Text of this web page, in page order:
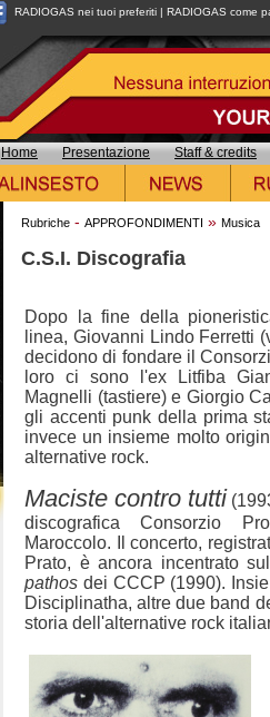
RADIOGAS nei tuoi preferiti | RADIOGAS come
Home Presentazione Staff & credits
Rubriche - APPROFONDIMENTI » Musica
C.S.I. Discografia
Dopo la fine della
linea, Giovanni Lindo Ferretti
decidono di fondare il
loro ci sono l'ex Litfiba
Magnelli (tastiere) e Giorgio
gli accenti punk della prima
invece un insieme molto
alternative rock.
Maciste contro tutti
discografica Consorzio
Maroccolo. Il concerto,
Prato, è ancora incentrato
pathos dei CCCP (1990).
Disciplinatha, altre due band
storia dell'alternative rock